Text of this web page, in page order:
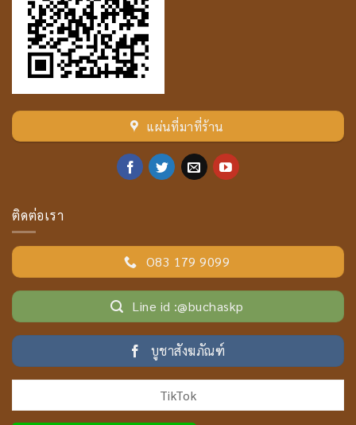
แผ่นที่มาที่ร้าน
ติดต่อเรา
O83 179 9099
Line id :@buchaskp
บูชาสังฆภัณฑ์
TikTok